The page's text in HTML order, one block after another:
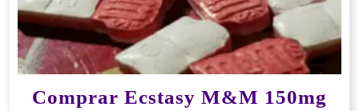
Comprar Ecstasy M&M 150mg